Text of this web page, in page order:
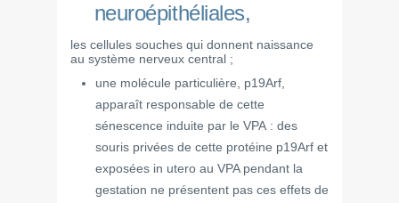
neuroépithéliales,
les cellules souches qui donnent naissance
au système nerveux central ;
une molécule particulière, p19Arf,
apparaît responsable de cette
sénescence induite par le VPA : des
souris privées de cette protéine p19Arf et
exposées in utero au VPA pendant la
gestation ne présentent pas ces effets de